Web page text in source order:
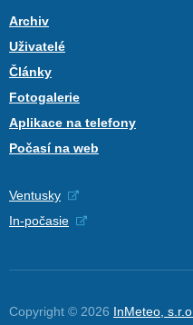
Archiv
Uživatelé
Články
Fotogalerie
Aplikace na telefony
Počasí na web
Ventusky
In-počasie
Copyright © 2026 InMeteo, s.r.o.